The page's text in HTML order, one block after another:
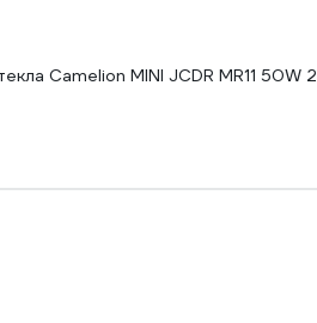
Camelion MINI JCDR MR11